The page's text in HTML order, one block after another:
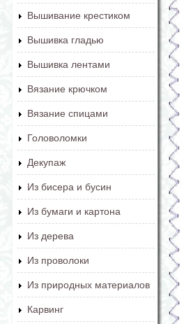
Вышивание крестиком
Вышивка гладью
Вышивка лентами
Вязание крючком
Вязание спицами
Головоломки
Декупаж
Из бисера и бусин
Из бумаги и картона
Из дерева
Из проволоки
Из природных материалов
Карвинг